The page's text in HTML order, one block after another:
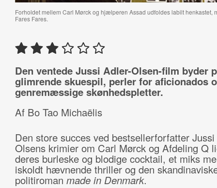
Forholdet mellem Carl Mørck og hjælperen Assad udfoldes labilt henkastet,
Fares Fares.
Den ventede Jussi Adler-Olsen-film byder
glimrende skuespil, perler for aficionados
genremæssige skønhedspletter.
Af Bo Tao Michaëlis
Den store succes ved bestsellerforfatter
Olsens krimier om Carl Mørck og Afdeling Q
deres burleske og blodige cocktail, et miks
iskoldt hævnende thriller og den
politiroman made in Denmark.